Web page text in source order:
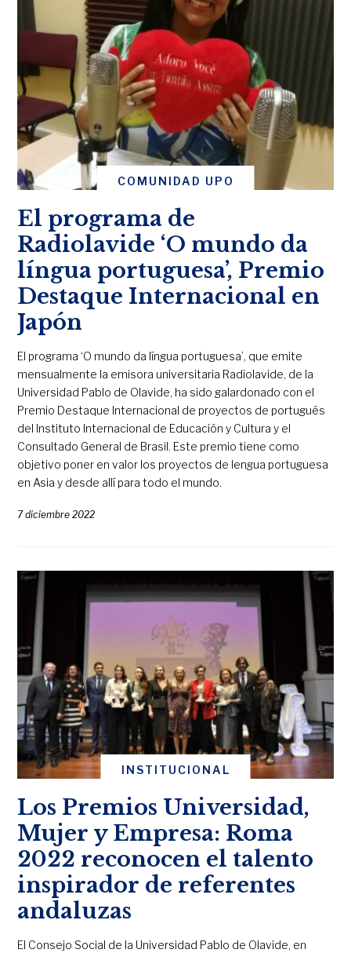
COMUNIDAD UPO
El programa de
Radiolavide ‘O mundo da
língua portuguesa’, Premio
Destaque Internacional en
Japón
El programa ‘O mundo da língua portuguesa’, que emite
mensualmente la emisora universitaria Radiolavide, de la
Universidad Pablo de Olavide, ha sido galardonado con el
Premio Destaque Internacional de proyectos de portugués
del Instituto Internacional de Educación y Cultura y el
Consultado General de Brasil. Este premio tiene como
objetivo poner en valor los proyectos de lengua portuguesa
en Asia y desde allí para todo el mundo.
7 diciembre 2022
INSTITUCIONAL
Los Premios Universidad,
Mujer y Empresa: Roma
2022 reconocen el talento
inspirador de referentes
andaluzas
El Consejo Social de la Universidad Pablo de Olavide, en